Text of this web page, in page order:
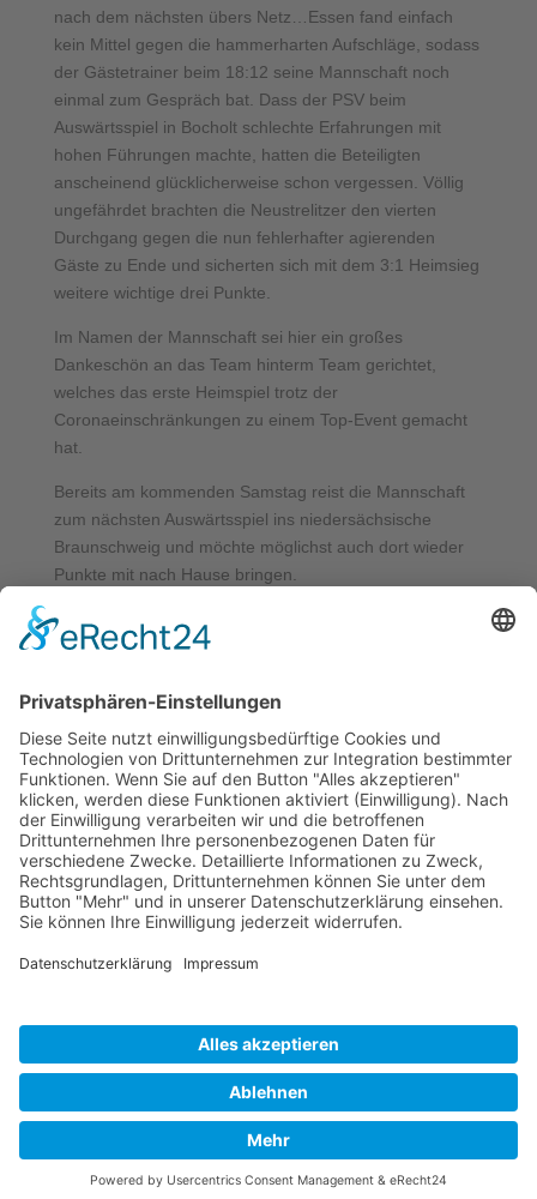
nach dem nächsten übers Netz…Essen fand einfach
kein Mittel gegen die hammerharten Aufschläge, sodass
der Gästetrainer beim 18:12 seine Mannschaft noch
einmal zum Gespräch bat. Dass der PSV beim
Auswärtsspiel in Bocholt schlechte Erfahrungen mit
hohen Führungen machte, hatten die Beteiligten
anscheinend glücklicherweise schon vergessen. Völlig
ungefährdet brachten die Neustrelitzer den vierten
Durchgang gegen die nun fehlerhafter agierenden
Gäste zu Ende und sicherten sich mit dem 3:1 Heimsieg
weitere wichtige drei Punkte.
Im Namen der Mannschaft sei hier ein großes
Dankeschön an das Team hinterm Team gerichtet,
welches das erste Heimspiel trotz der
Coronaeinschränkungen zu einem Top-Event gemacht
hat.
Bereits am kommenden Samstag reist die Mannschaft
zum nächsten Auswärtsspiel ins niedersächsische
Braunschweig und möchte möglichst auch dort wieder
Punkte mit nach Hause bringen.
Verfasser: Ricardo Galandi
Neueste Beiträge
Kooperation mit den BR Volleys beschlossen
PSV-Volleyballer verabschieden sich mit Niederlage aus
der Saison
Gransee
PSV-Volleyballer können in Münster den Klassenerhalt